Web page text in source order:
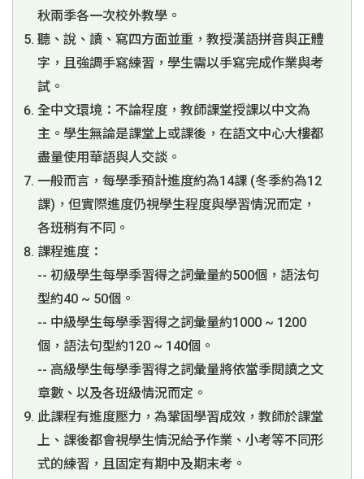
秋兩季各一次校外教學。
聽、說、讀、寫四方面並重，教授漢語拼音與正體
字，且強調手寫練習，學生需以手寫完成作業與考
試。
全中文環境：不論程度，教師課堂授課以中文為
主。學生無論是課堂上或課後，在語文中心大樓都
盡量使用華語與人交談。
一般而言，每學季預計進度約為14課 (冬季約為12
課)，但實際進度仍視學生程度與學習情況而定，
各班稍有不同。
課程進度：
-- 初級學生每學季習得之詞彙量約500個，語法句
型約40 ~ 50個。
-- 中級學生每學季習得之詞彙量約1000 ~ 1200
個，語法句型約120 ~ 140個。
-- 高級學生每學季習得之詞彙量將依當季閱讀之文
章數、以及各班級情況而定。
此課程有進度壓力，為鞏固學習成效，教師於課堂
上、課後都會視學生情況給予作業、小考等不同形
式的練習，且固定有期中及期末考。